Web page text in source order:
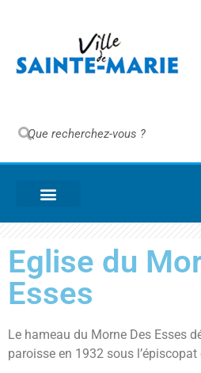
Eglise du
Esses
Le hameau du Morne Des Esses
paroisse en 1932 sous